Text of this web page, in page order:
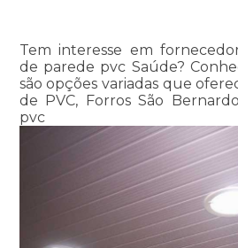
Tem interesse em
de parede pvc Saúde?
são opções variadas que
de PVC, Forros São
pvc